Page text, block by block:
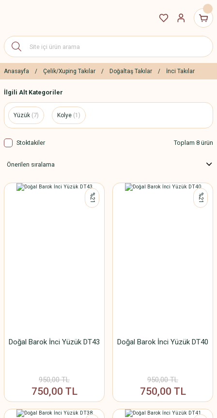
Anasayfa Çelik/Xuping Takılar Doğaltaş Takılar İnci Takılar
İlgili Alt Kategoriler
Yüzük (7) Kolye (1)
Stoktakiler Toplam 8 ürün
%21
Doğal Barok İnci Yüzük DT43
950,00 TL
750,00 TL
%21
Doğal Barok İnci Yüzük DT40
950,00 TL
750,00 TL